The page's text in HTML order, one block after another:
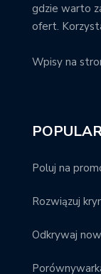
gdzie warto
ofert.
Wpisy na
Poluj na
Rozwiązuj
Odkrywaj